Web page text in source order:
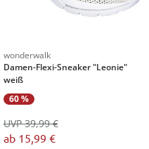
wonderwalk
Damen-Flexi-Sneaker "Leonie"
weiß
60 %
ab 15,99 €
UVP 39,99 €